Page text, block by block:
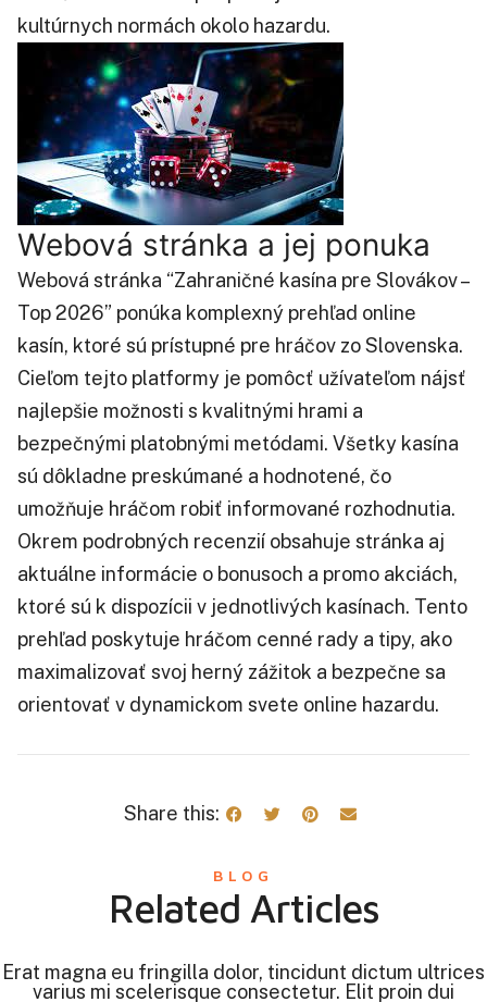
kultúrnych normách okolo hazardu.
Webová stránka a jej ponuka
Webová stránka “Zahraničné kasína pre Slovákov –
Top 2026” ponúka komplexný prehľad online
kasín, ktoré sú prístupné pre hráčov zo Slovenska.
Cieľom tejto platformy je pomôcť užívateľom nájsť
najlepšie možnosti s kvalitnými hrami a
bezpečnými platobnými metódami. Všetky kasína
sú dôkladne preskúmané a hodnotené, čo
umožňuje hráčom robiť informované rozhodnutia.
Okrem podrobných recenzií obsahuje stránka aj
aktuálne informácie o bonusoch a promo akciách,
ktoré sú k dispozícii v jednotlivých kasínach. Tento
prehľad poskytuje hráčom cenné rady a tipy, ako
maximalizovať svoj herný zážitok a bezpečne sa
orientovať v dynamickom svete online hazardu.
Share this:
BLOG
Related Articles
Erat magna eu fringilla dolor, tincidunt dictum ultrices
varius mi scelerisque consectetur. Elit proin dui